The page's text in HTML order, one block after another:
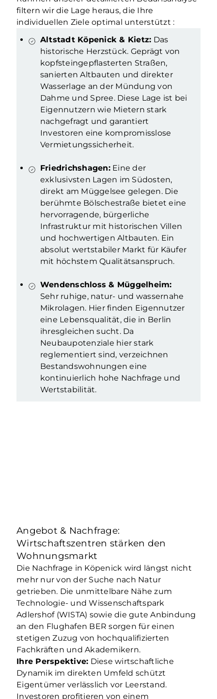
filtern wir die Lage heraus, die Ihre
individuellen Ziele optimal unterstützt :
Altstadt Köpenick & Kietz: Das
historische Herzstück. Geprägt von
kopfsteingepflasterten Straßen,
sanierten Altbauten und direkter
Wasserlage an der Mündung von
Dahme und Spree. Diese Lage ist bei
Eigennutzern wie Mietern stark
nachgefragt und garantiert
Investoren eine kompromisslose
Vermietungssicherheit.
Friedrichshagen:Eine der
exklusivsten Lagen im Südosten,
direkt am Müggelsee gelegen. Die
berühmte Bölschestraße bietet eine
hervorragende, bürgerliche
Infrastruktur mit historischen Villen
und hochwertigen Altbauten. Ein
absolut wertstabiler Markt für Käufer
mit höchstem Qualitätsanspruch.
Wendenschloss & Müggelheim:
Sehr ruhige, natur- und wassernahe
Mikrolagen. Hier finden Eigennutzer
eine Lebensqualität, die in Berlin
ihresgleichen sucht. Da
Neubaupotenziale hier stark
reglementiert sind, verzeichnen
Bestandswohnungen eine
kontinuierlich hohe Nachfrage und
Wertstabilität.
Angebot & Nachfrage:
Wirtschaftszentren stärken den
Wohnungsmarkt
Die Nachfrage in Köpenick wird längst nicht
mehr nur von der Suche nach Natur
getrieben. Die unmittelbare Nähe zum
Technologie- und Wissenschaftspark
Adlershof (WISTA) sowie die gute Anbindung
an den Flughafen BER sorgen für einen
stetigen Zuzug von hochqualifizierten
Fachkräften und Akademikern.
Ihre Perspektive: Diese wirtschaftliche
Dynamik im direkten Umfeld schützt
Eigentümer verlässlich vor Leerstand.
Investoren profitieren von einem